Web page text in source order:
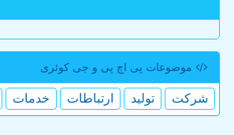
موضوعات پی اچ پی و جی كوئری
شركت تولید ارتباطات خدمات